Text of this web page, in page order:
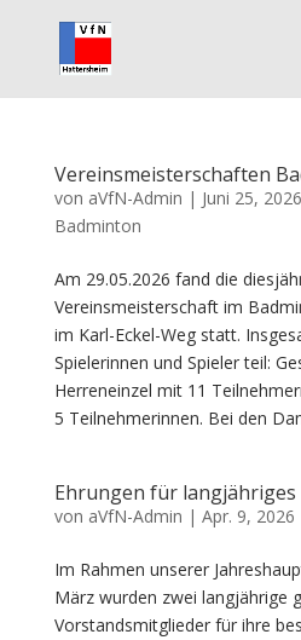
Vereinsmeisterschaften
von aVfN-Admin | Juni 25, 2026
Badminton
Am 29.05.2026 fand die
Vereinsmeisterschaft im
im Karl-Eckel-Weg statt.
Spielerinnen und Spieler teil:
Herreneinzel mit 11
5 Teilnehmerinnen. Bei den
Ehrungen für langjähriges
von aVfN-Admin | Apr. 9, 2026
Im Rahmen unserer
März wurden zwei langjährige
Vorstandsmitglieder für ihre